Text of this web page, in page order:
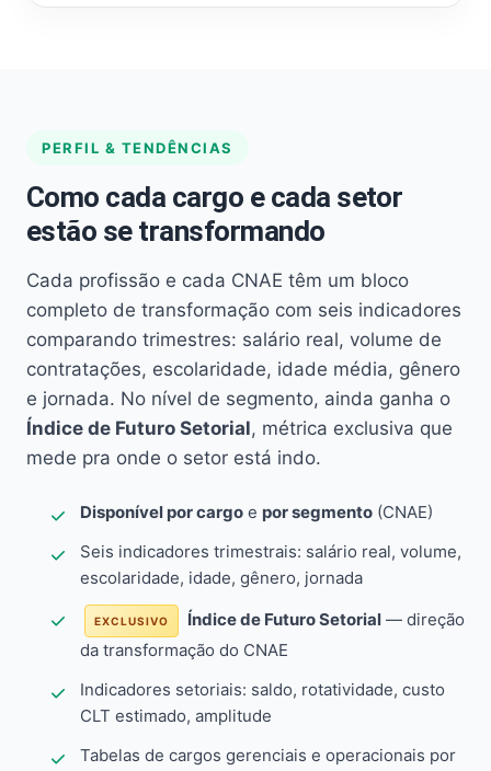
PERFIL & TENDÊNCIAS
Como cada cargo e cada setor
estão se transformando
Cada profissão e cada CNAE têm um bloco
completo de transformação com seis indicadores
comparando trimestres: salário real, volume de
contratações, escolaridade, idade média, gênero
e jornada. No nível de segmento, ainda ganha o
Índice de Futuro Setorial, métrica exclusiva que
mede pra onde o setor está indo.
Disponível por cargo e por segmento (CNAE)
Seis indicadores trimestrais: salário real, volume,
escolaridade, idade, gênero, jornada
EXCLUSIVO Índice de Futuro Setorial — direção
da transformação do CNAE
Indicadores setoriais: saldo, rotatividade, custo
CLT estimado, amplitude
Tabelas de cargos gerenciais e operacionais por